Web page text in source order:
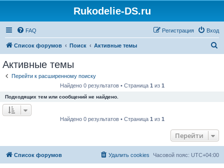
Rukodelie-DS.ru
FAQ Вход
Регистрация
Список форумов Поиск Активные темы
Активные темы
Перейти к расширенному поиску
Найдено 0 результатов • Страница 1 из 1
Подходящих тем или сообщений не найдено.
Найдено 0 результатов • Страница 1 из 1
Перейти
Список форумов Часовой пояс: UTC+04:00
Удалить cookies